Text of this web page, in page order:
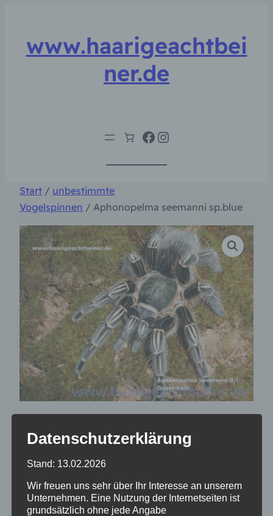
springenwww.haarigeachtbei
ner.de
Facebook
Instagram
Start / unbestimmte
Vogelspinnen / Aphonopelma seemanni sp.blue
Aphonopelma
seemanni sp.blue
25,00€
Datenschutzerklärung
Stand: 13.02.2026
Wir freuen uns sehr über Ihr Interesse an unserem
Unternehmen. Eine Nutzung der Internetseiten ist
grundsätzlich ohne jede Angabe